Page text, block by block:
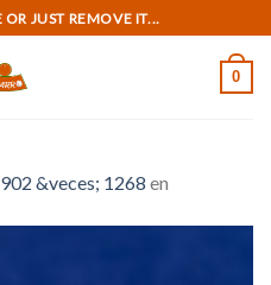
JUST REMOVE IT...
0
&veces; 1268 en